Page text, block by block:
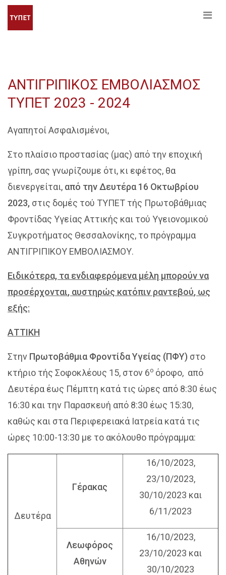
ΑΝΤΙΓΡΙΠΙΚΟΣ ΕΜΒΟΛΙΑΣΜΟΣ
ΤΥΠΕΤ 2023 - 2024
Αγαπητοί Ασφαλισμένοι,
Στο πλαίσιο προστασίας (μας) από την εποχική
γρίπη, σας γνωρίζουμε ότι, κι εφέτος, θα
διενεργείται, από την Δευτέρα 16 Οκτωβρίου
2023, στις δομές τού ΤΥΠΕΤ τής Πρωτοβάθμιας
Φροντίδας Υγείας Αττικής και τού Υγειονομικού
Συγκροτήματος Θεσσαλονίκης, το πρόγραμμα
ΑΝΤΙΓΡΙΠΙΚΟΥ ΕΜΒΟΛΙΑΣΜΟΥ.
Ειδικότερα, τα ενδιαφερόμενα μέλη μπορούν να
προσέρχονται, αυστηρώς κατόπιν ραντεβού, ως
εξής:
ΑΤΤΙΚΗ
Στην Πρωτοβάθμια Φροντίδα Υγείας (ΠΦΥ) στο
κτήριο τής Σοφοκλέους 15, στον 6ο όροφο, από
Δευτέρα έως Πέμπτη κατά τις ώρες από 8:30 έως
16:30 και την Παρασκευή από 8:30 έως 15:30,
καθώς και στα Περιφερειακά Ιατρεία κατά τις
ώρες 10:00-13:30 με το ακόλουθο πρόγραμμα:
Δευτέρα
Γέρακας
16/10/2023,
23/10/2023,
30/10/2023 και
6/11/2023
Λεωφόρος
Αθηνών
16/10/2023,
23/10/2023 και
30/10/2023